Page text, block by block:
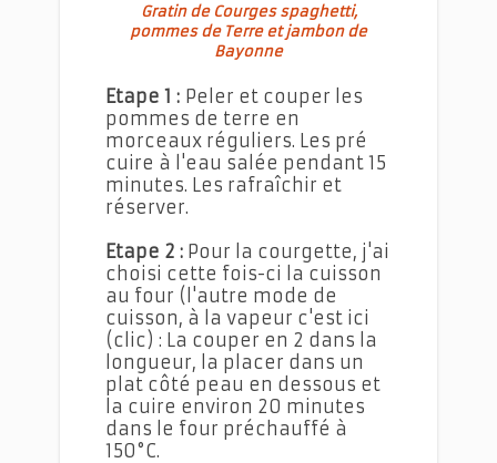
Gratin de Courges spaghetti,
pommes de Terre et jambon de
Bayonne
Etape 1 : Peler et couper les
pommes de terre en
morceaux réguliers. Les pré
cuire à l'eau salée pendant 15
minutes. Les rafraîchir et
réserver.
Etape 2 : Pour la courgette, j'ai
choisi cette fois-ci la cuisson
au four (l'autre mode de
cuisson, à la vapeur c'est ici
(clic) : La couper en 2 dans la
longueur, la placer dans un
plat côté peau en dessous et
la cuire environ 20 minutes
dans le four préchauffé à
150°C.